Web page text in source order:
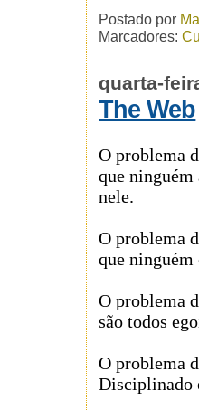
Postado por
Marcadores:
quarta-
The Web
O problema
que ninguém
nele.
O problema
que ninguém
O problema
são todos
O problema
Disciplinado